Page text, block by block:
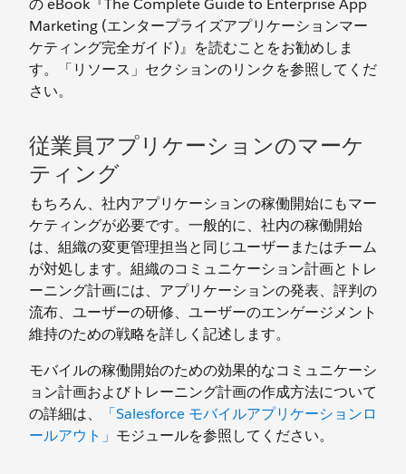
の eBook『The Complete Guide to Enterprise App
Marketing (エンタープライズアプリケーションマー
ケティング完全ガイド)』を読むことをお勧めしま
す。「リソース」セクションのリンクを参照してくだ
さい。
従業員アプリケーションのマーケ
ティング
もちろん、社内アプリケーションの稼働開始にもマー
ケティングが必要です。一般的に、社内の稼働開始
は、組織の変更管理担当と同じユーザーまたはチーム
が対処します。組織のコミュニケーション計画とトレ
ーニング計画には、アプリケーションの発表、評判の
流布、ユーザーの研修、ユーザーのエンゲージメント
維持のための戦略を詳しく記述します。
モバイルの稼働開始のための効果的なコミュニケーシ
ョン計画およびトレーニング計画の作成方法について
の詳細は、
「Salesforce モバイルアプリケーションロ
ールアウト」 モジュールを参照してください。